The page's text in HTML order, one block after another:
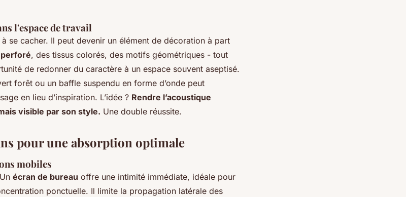
l'espace de travail
à se cacher. Il peut devenir un élément de décoration à part
, des tissus colorés, des motifs géométriques - tout
de redonner du caractère à un espace souvent aseptisé.
forêt ou un baffle suspendu en forme d’onde peut
en lieu d’inspiration. L’idée ? Rendre l’acoustique
visible par son style. Une double réussite.
pour une absorption optimale
mobiles
écran de bureau offre une intimité immédiate, idéale pour
ponctuelle. Il limite la propagation latérale des